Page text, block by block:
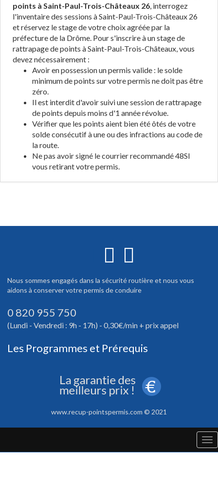
points à Saint-Paul-Trois-Châteaux 26, interrogez
l'inventaire des sessions à Saint-Paul-Trois-Châteaux 26
et réservez le stage de votre choix agréée par la
préfecture de la Drôme. Pour s'inscrire à un stage de
rattrapage de points à Saint-Paul-Trois-Châteaux, vous
devez nécessairement :
Avoir en possession un permis valide : le solde
minimum de points sur votre permis ne doit pas être
zéro.
Il est interdit d'avoir suivi une session de rattrapage
de points depuis moins d'1 année révolue.
Vérifier que les points aient bien été ôtés de votre
solde consécutif à une ou des infractions au code de
la route.
Ne pas avoir signé le courrier recommandé 48SI
vous retirant votre permis.
Nous sommes engagés dans la sécurité routière et nous vous
aidons à conserver votre permis de conduire
0 820 955 750
(Lundi - Vendredi : 9h - 17h) - 0,30€/min + prix appel
Les Programmes et Prérequis
www.recup-pointspermis.com © 2021